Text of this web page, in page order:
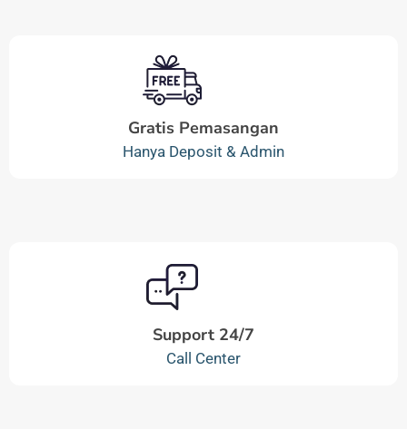
Gratis Pemasangan
Hanya Deposit & Admin
Support 24/7
Call Center